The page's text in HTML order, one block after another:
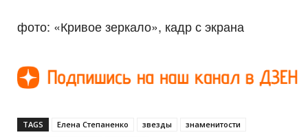
фото: «Кривое зеркало», кадр с экрана
TAGS Елена Степаненко звезды
знаменитости